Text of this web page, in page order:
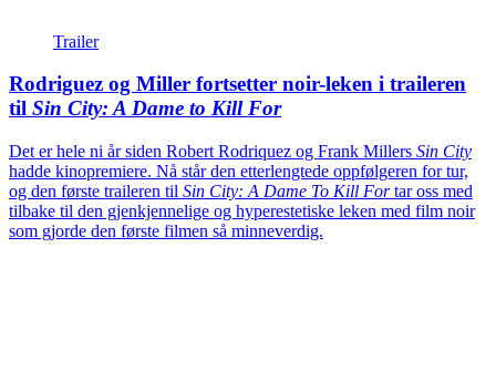
Trailer
Rodriguez og Miller fortsetter noir-leken i traileren
til Sin City: A Dame to Kill For
Det er hele ni år siden Robert Rodriquez og Frank Millers Sin City
hadde kinopremiere. Nå står den etterlengtede oppfølgeren for tur,
og den første traileren til Sin City: A Dame To Kill Fortar oss med
tilbake til den gjenkjennelige og hyperestetiske leken med film noir
som gjorde den første filmen så minneverdig.